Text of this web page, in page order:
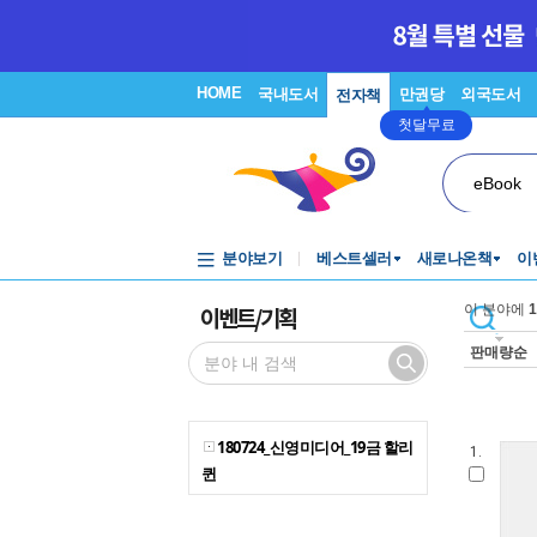
HOME 국내도서 전자책 만권당
첫달무료
외국도서
eBook
분야보기 베스트셀러 새로나온책 이
이벤트/기획
180724_신영미디어_19금 할리
퀸
이 분야에
판매량순
1.